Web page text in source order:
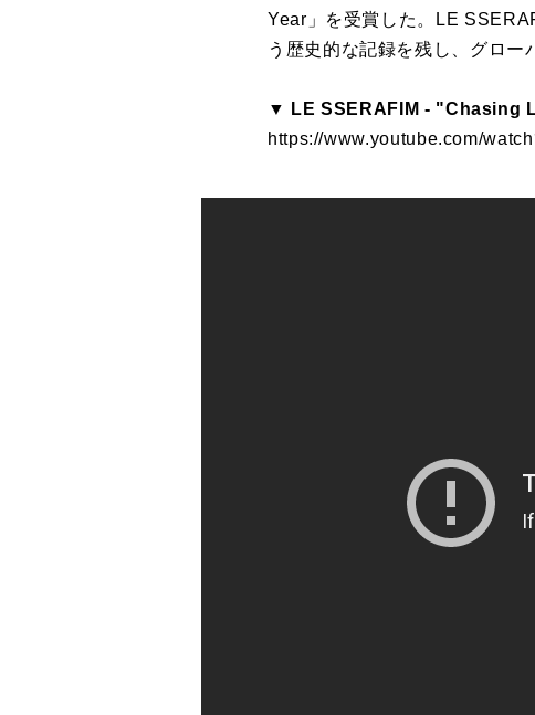
Year」を受賞した。LE
う歴史的な記録を残し、グロー
▼ LE SSERAFIM - "Chasing
https://www.youtube.com/